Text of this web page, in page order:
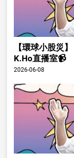
【環球小股災
K.Ho直播室📹
2026-06-08